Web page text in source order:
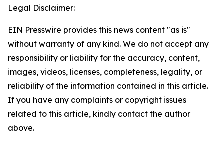
Legal Disclaimer:
EIN Presswire provides this news content "as is"
without warranty of any kind. We do not accept any
responsibility or liability for the accuracy, content,
images, videos, licenses, completeness, legality, or
reliability of the information contained in this article.
If you have any complaints or copyright issues
related to this article, kindly contact the author
above.